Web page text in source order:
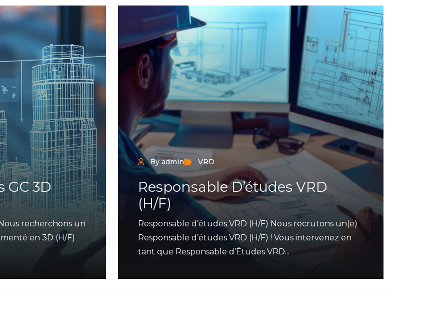
GC 3D
recherchons un
en 3D (H/F)
By admin VRD
Responsable D’études VRD
(H/F)
Responsable d’études VRD (H/F) Nous recrutons un(e)
Responsable d’études VRD (H/F) ! Vous intervenez en
tant que Responsable d’Études VRD...